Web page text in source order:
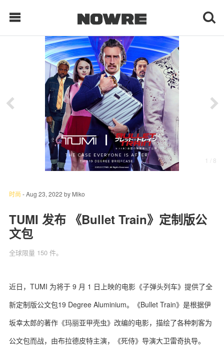
每日鲜榨
现客视点
每日栏目
时 尚
球 鞋
科 技
1 / 8
时尚 -Aug 23, 2022 by Miko
TUMI 发布 《Bullet Train》定制版公
文包
全球限量 150 件。
近日，TUMI 为将于 9 月 1 日上映的电影《子弹头列车》提供了全
新定制版公文包19 Degree Aluminium。《Bullet Train》是根据伊
坂幸太郎的著作《玛丽亚甲壳虫》改编的电影，描绘了各种刺客为
公文包而战，由布拉德皮特主演，《死侍》导演大卫雷奇执导。